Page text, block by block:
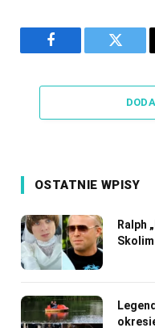
Facebook
OSTATNIE WPISY
Ralph